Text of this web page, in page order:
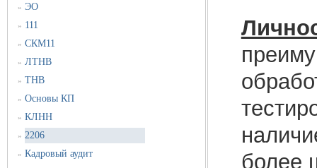
» ЭО
» 111
» СКМ11
» ЛТНВ
» ТНВ
» Основы КП
» КЛНН
» 2206
» Кадровый аудит
более